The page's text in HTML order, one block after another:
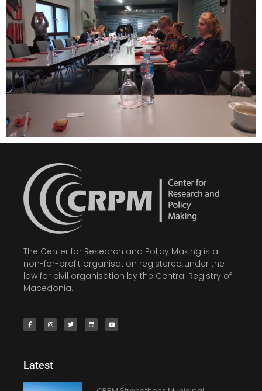
The Center for Research and Policy Making is a
non-for-profit organisation registered under the
law for civil organisation by the Central Registry of
Macedonia.
Latest